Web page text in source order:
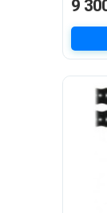
9